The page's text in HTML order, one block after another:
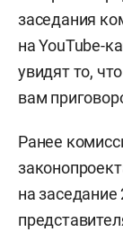
заседания
на YouTube-
увидят то,
вам
Ранее
на заседание